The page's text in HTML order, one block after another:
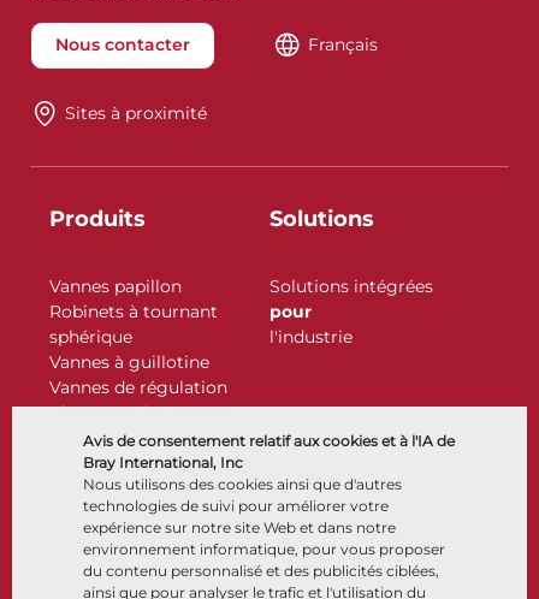
Avis de consentement relatif aux cookies et à l'IA de
Bray International, Inc
Nous utilisons des cookies ainsi que d'autres
technologies de suivi pour améliorer votre
expérience sur notre site Web et dans notre
environnement informatique, pour vous proposer
du contenu personnalisé et des publicités ciblées,
ainsi que pour analyser le trafic et l'utilisation du
Nous contacter Français
Sites à proximité
Produits
Vannes papillon
Robinets à tournant
sphérique
Vannes à guillotine
Vannes de régulation
Clapets antiretour
Actionneurs
Accessoires de contrôle
Cryogénique
Solutions
Solutions intégrées
pour
l'industrie
Entreprise
À propos
Ressources
Documents